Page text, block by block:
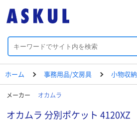
ホーム 事務用品/文房具 小物収納
メーカー オカムラ
オカムラ 分別ポケット 4120XZ